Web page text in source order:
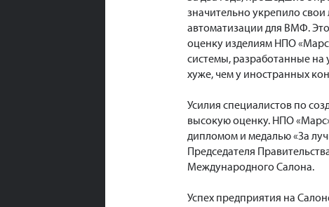
значительно укрепило
автоматизации для ВМФ.
оценку изделиям НПО
системы, разработанные
хуже, чем у иностранных
Усилия специалистов по
высокую оценку. НПО
дипломом и медалью «За
Председателя
Международного Салона.
Успех предприятия на